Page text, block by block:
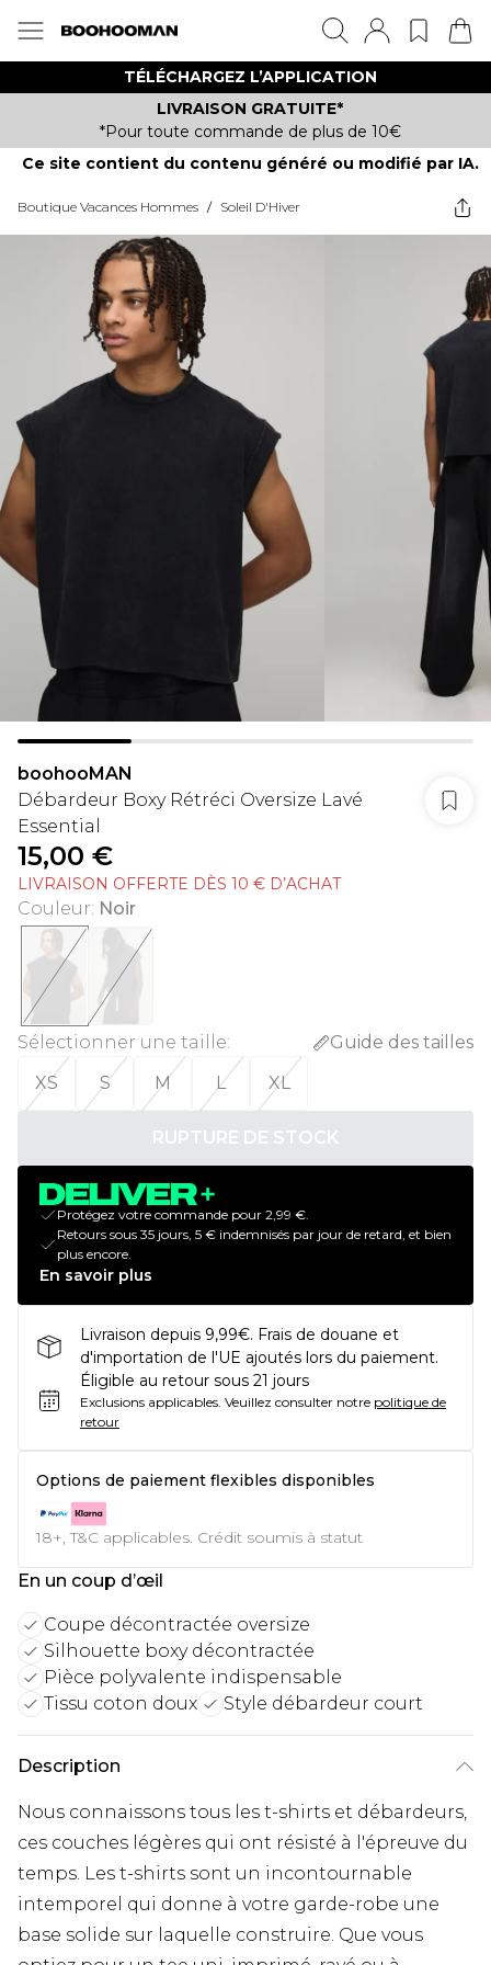
TÉLÉCHARGEZ L’APPLICATION
LIVRAISON GRATUITE*
*Pour toute commande de plus de 10€
Ce site contient du contenu généré ou modifié par IA.
Boutique Vacances Hommes / Soleil D'Hiver
boohooMAN
Débardeur Boxy Rétréci Oversize Lavé
Essential
15,00 €
LIVRAISON OFFERTE DÈS 10 € D’ACHAT
Couleur: Noir
Sélectionner une taille:
Guide des tailles
XS
S M L XL
RUPTURE DE STOCK
Protégez votre commande pour 2,99 €.
Retours sous 35 jours, 5 € indemnisés par jour de retard, et bien
plus encore.
En savoir plus
Livraison depuis 9,99€. Frais de douane et
d'importation de l'UE ajoutés lors du paiement.
Éligible au retour sous 21 jours
Exclusions applicables. Veuillez consulter notre politique de
retour
Options de paiement flexibles disponibles
18+, T&C applicables. Crédit soumis à statut
En un coup d’œil
Coupe décontractée oversize
Silhouette boxy décontractée
Pièce polyvalente indispensable
Tissu coton doux
Style débardeur court
Description
Nous connaissons tous les t-shirts et débardeurs,
ces couches légères qui ont résisté à l'épreuve du
temps. Les t-shirts sont un incontournable
intemporel qui donne à votre garde-robe une
base solide sur laquelle construire. Que vous